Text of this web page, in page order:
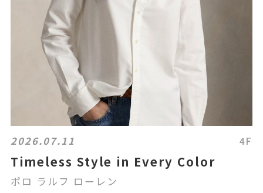
2026.07.11 4F
Timeless Style in Every Color
ポロ ラルフ ローレン